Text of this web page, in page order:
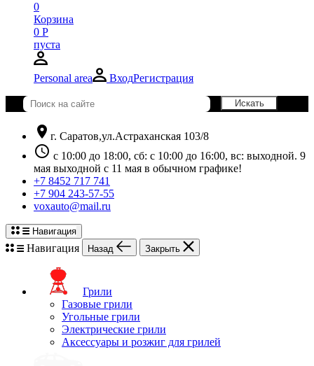
0
Корзина
0 Р
пуста
Personal area ВходРегистрация
location_on г. Саратов,ул.Астраханская 103/8
schedule с 10:00 до 18:00, сб: с 10:00 до 16:00, вс: выходной. 9
мая выходной с 11 мая в обычном графике!
+7 8452 717 741
+7 904 243-57-55
voxauto@mail.ru
Навигация
Навигация Назад Закрыть
Грили
Газовые грили
Угольные грили
Электрические грили
Аксессуары и розжиг для грилей